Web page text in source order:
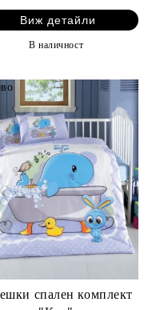
Виж детайли
В наличност
спален комплект